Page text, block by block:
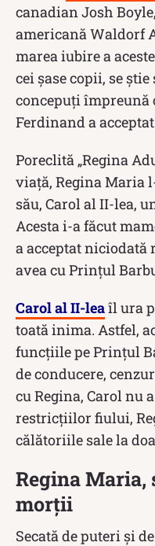
canadian Josh
americană Waldorf
marea iubire a
cei şase copii, se
concepuţi împreună
Ferdinand a
Poreclită „Regina
viață, Regina Maria
său, Carol al II-lea,
Acesta i-a făcut
a acceptat niciodată
avea cu Prinţul
Carol al II-leaîl ura
toată inima. Astfel,
funcţiile pe Prințul
de conducere,
cu Regina, Carol nu
restricţiilor fiului,
călătoriile sale la
Regina
morții
Secată de puteri și